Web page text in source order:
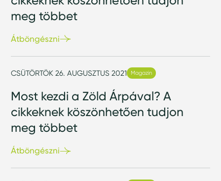
meg többet
Átböngészni
CSÜTÖRTÖK 26. AUGUSZTUS 2021 Magazin
Most kezdi a Zöld Árpával? A
cikkeknek köszönhetően tudjon
meg többet
Átböngészni